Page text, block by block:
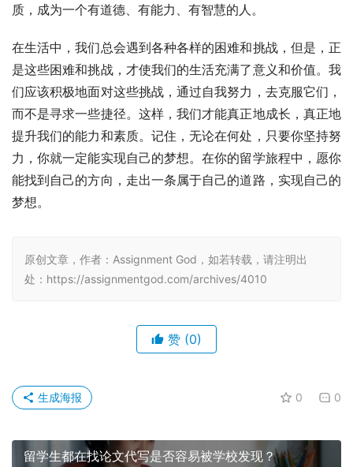
质，成为一个有道德、有能力、有智慧的人。
在生活中，我们总会遇到各种各样的困难和挑战，但是，正
是这些困难和挑战，才使我们的生活充满了意义和价值。我
们应该积极地面对这些挑战，通过自我努力，去克服它们，
而不是寻求一些捷径。这样，我们才能真正地成长，真正地
提升我们的能力和素质。记住，无论在何处，只要你坚持努
力，你就一定能实现自己的梦想。在你的留学旅程中，愿你
能找到自己的方向，走出一条属于自己的道路，实现自己的
梦想。
原创文章，作者：Assignment God，如若转载，请注明出
处：https://assignmentgod.com/archives/4010
赞 (0)
0 0
生成海报
留学生都在找论文代写是否容易被学校发现？